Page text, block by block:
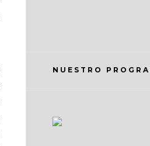
NUESTRO